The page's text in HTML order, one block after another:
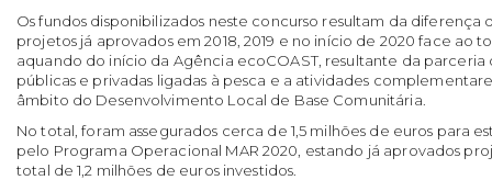
Os fundos disponibilizados neste concurso resultam da diferença
projetos já aprovados em 2018, 2019 e no início de 2020 face ao
aquando do início da Agência ecoCOAST, resultante da parceria
públicas e privadas ligadas à pesca e a atividades
âmbito do Desenvolvimento Local de Base Comunitária.
No total, foram assegurados cerca de 1,5 milhões de euros para
pelo Programa Operacional MAR 2020, estando já aprovados
total de 1,2 milhões de euros investidos.